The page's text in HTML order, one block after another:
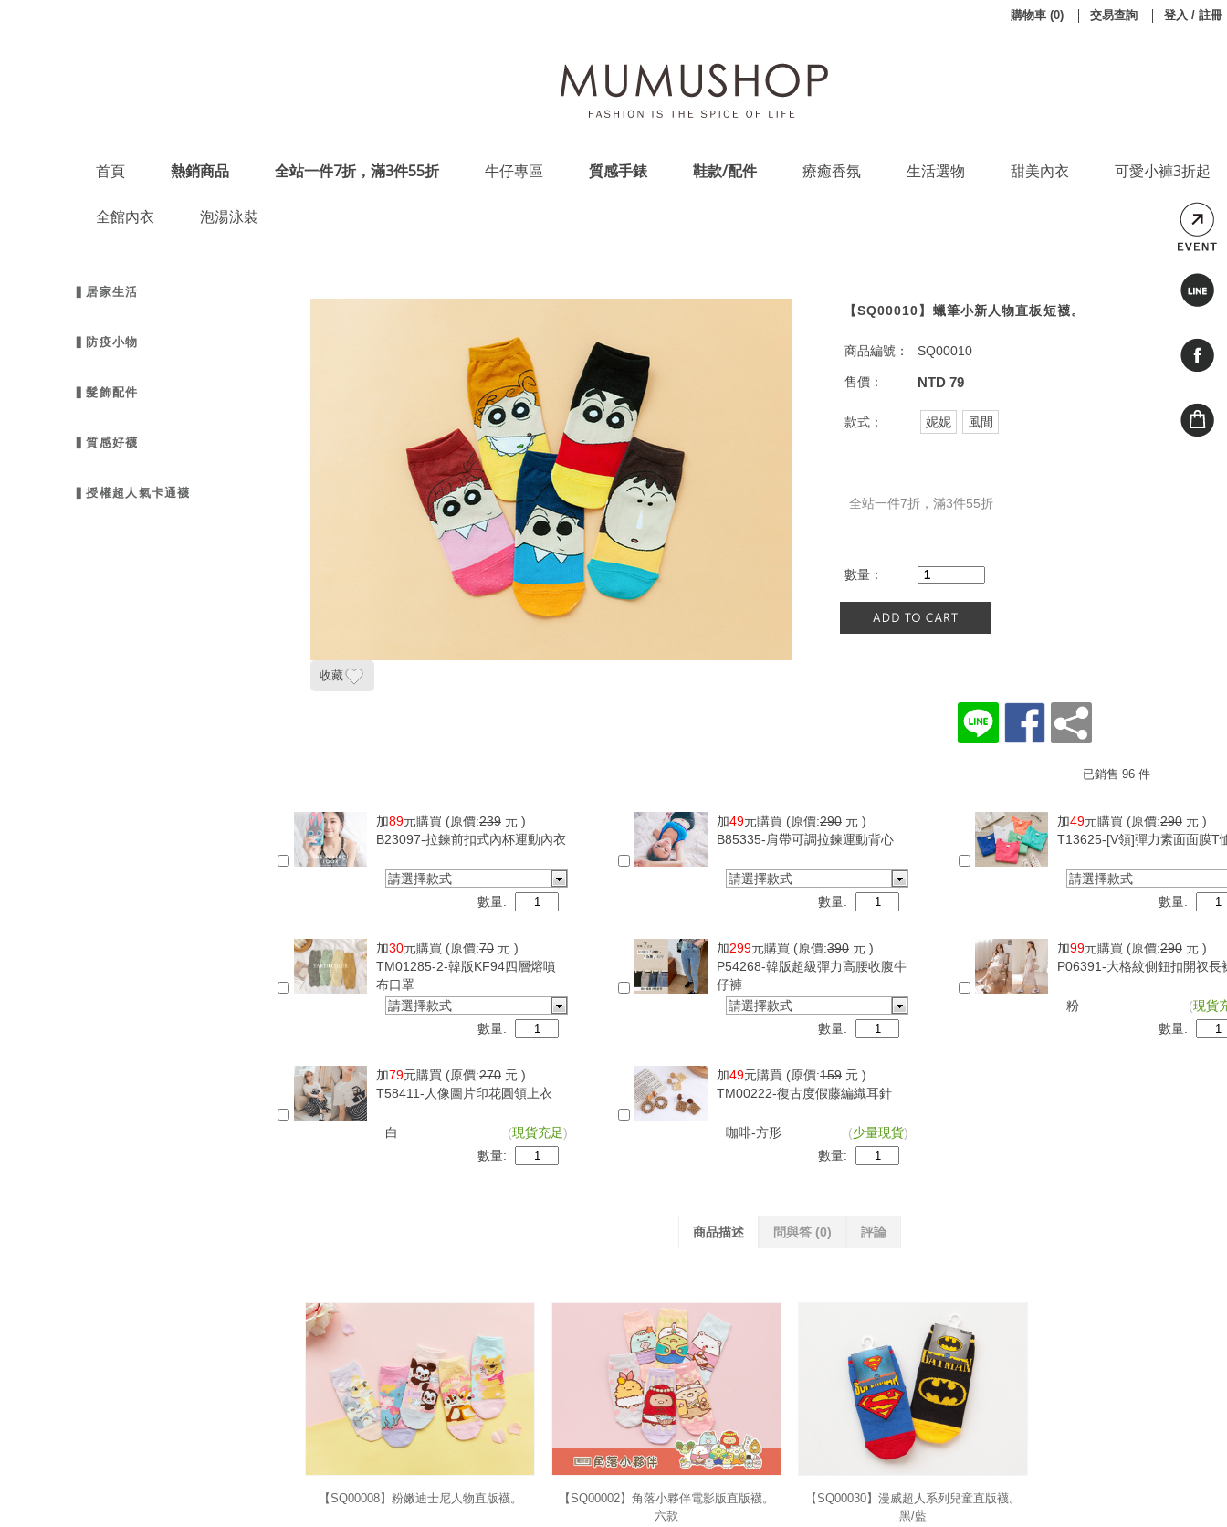
首頁 熱銷商品 全站一件7折，滿3件55折 牛仔專區 質感手錶 鞋款/配件 療癒香氛 生活選物 甜美內衣 可愛小褲3折起
全館內衣 泡湯泳裝
購物車 (0) 交易查詢 登入 / 註冊
▍居家生活
▍防疫小物
▍髮飾配件
▍質感好襪
▍授權超人氣卡通襪
收藏
【SQ00010】蠟筆小新人物直板短襪。
商品編號： SQ00010
售價： NTD 79
款式： 妮妮 風間
全站一件7折，滿3件55折
數量：
已銷售 96 件
加89元購買 (原價:239 元 )
B23097-拉鍊前扣式內杯運動內衣
請選擇款式
數量:
加49元購買 (原價:290 元 )
B85335-肩帶可調拉鍊運動背心
請選擇款式
數量:
加49元購買 (原價:290 元 )
T13625-[V領]彈力素面面膜T
請選擇款式
數量:
加30元購買 (原價:70 元 )
TM01285-2-韓版KF94四層熔噴
布口罩
請選擇款式
數量:
加299元購買 (原價:390 元 )
P54268-韓版超級彈力高腰收腹牛
仔褲
請選擇款式
數量:
加99元購買 (原價:290 元 )
P06391-大格紋側鈕扣開衩長
粉 (現貨
數量:
加79元購買 (原價:270 元 )
T58411-人像圖片印花圓領上衣
白 (現貨充足)
數量:
加49元購買 (原價:159 元 )
TM00222-復古度假藤編織耳針
咖啡-方形 (少量現貨)
數量:
商品描述 問與答 (0) 評論